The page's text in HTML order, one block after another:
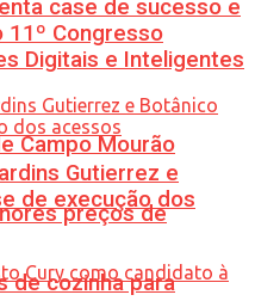
Campo Mourão
preços de
de cozinha para
case de sucesso e
Congresso
Digitais e Inteligentes
Gutierrez e
de execução dos